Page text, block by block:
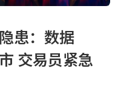
患：数据
交易员紧急